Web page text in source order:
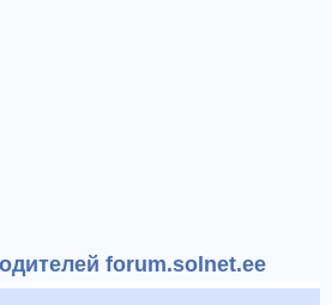
forum.solnet.ee